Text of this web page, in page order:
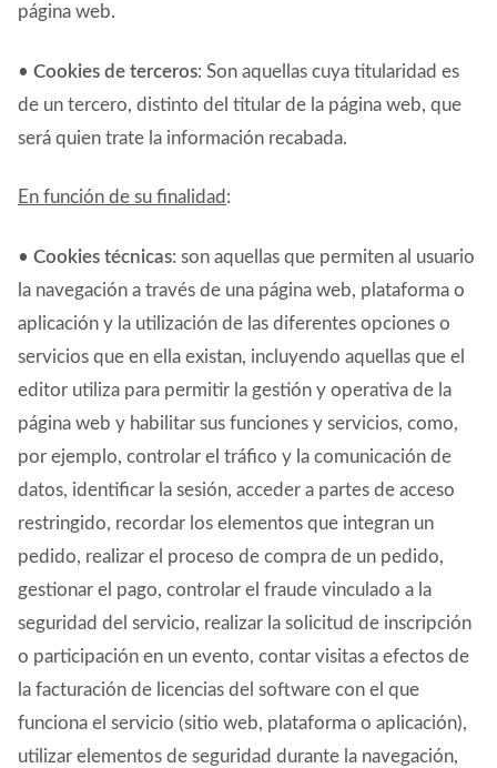
página web.
• Cookies de terceros: Son aquellas cuya titularidad es
de un tercero, distinto del titular de la página web, que
será quien trate la información recabada.
En función de su finalidad :
• Cookies técnicas: son aquellas que permiten al usuario
la navegación a través de una página web, plataforma o
aplicación y la utilización de las diferentes opciones o
servicios que en ella existan, incluyendo aquellas que el
editor utiliza para permitir la gestión y operativa de la
página web y habilitar sus funciones y servicios, como,
por ejemplo, controlar el tráfico y la comunicación de
datos, identificar la sesión, acceder a partes de acceso
restringido, recordar los elementos que integran un
pedido, realizar el proceso de compra de un pedido,
gestionar el pago, controlar el fraude vinculado a la
seguridad del servicio, realizar la solicitud de inscripción
o participación en un evento, contar visitas a efectos de
la facturación de licencias del software con el que
funciona el servicio (sitio web, plataforma o aplicación),
utilizar elementos de seguridad durante la navegación,